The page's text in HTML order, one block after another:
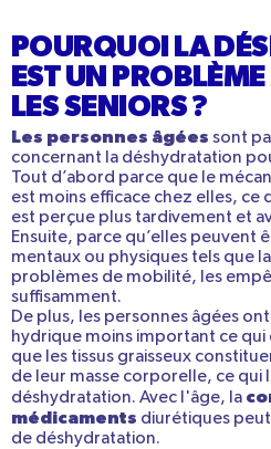
POURQUOI LA
EST UN
LES SENIORS ?
Les personnes âgées sont
concernant la déshydratation
Tout d’abord parce que le
est moins efficace chez elles, ce
est perçue plus tardivement et
Ensuite, parce qu’elles peuvent
mentaux ou physiques tels que
problèmes de mobilité, les
suffisamment.
De plus, les personnes âgées
hydrique moins important ce
que les tissus graisseux
de leur masse corporelle, ce qui
déshydratation. Avec l'âge, la
médicaments diurétiques
de déshydratation.